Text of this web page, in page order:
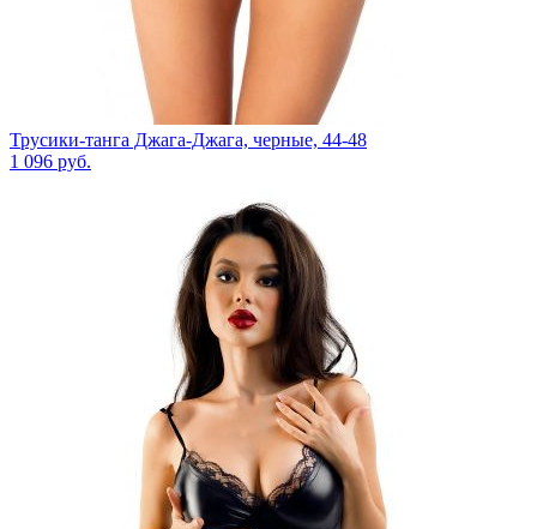
Трусики-танга Джага-Джага, черные, 44-48
1 096 руб.